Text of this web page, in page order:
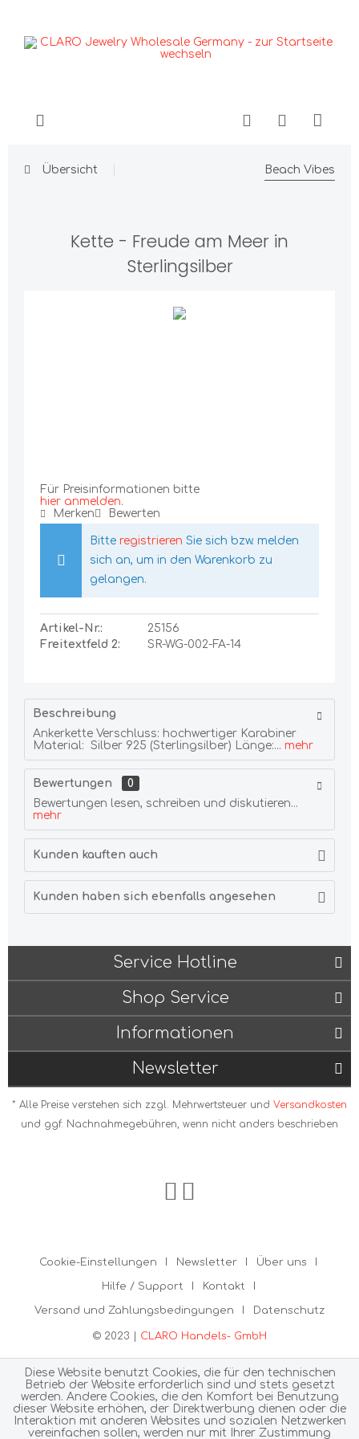
Übersicht Beach Vibes
Kette - Freude am Meer in
Sterlingsilber
Für Preisinformationen bitte
hier anmelden.
Merken
Bewerten
Bitte registrieren Sie sich bzw. melden
sich an, um in den Warenkorb zu
gelangen.
Artikel-Nr.:
25156
Freitextfeld 2:
SR-WG-002-FA-14
Beschreibung
Ankerkette Verschluss: hochwertiger Karabiner
Material: Silber 925 (Sterlingsilber) Länge:... mehr
Bewertungen
0
Bewertungen lesen, schreiben und diskutieren...
mehr
Kunden kauften auch
Kunden haben sich ebenfalls angesehen
Service Hotline
Shop Service
Informationen
Newsletter
* Alle Preise verstehen sich zzgl. Mehrwertsteuer und Versandkosten
und ggf. Nachnahmegebühren, wenn nicht anders beschrieben
Cookie-Einstellungen Newsletter Über uns
Hilfe / Support Kontakt
Versand und Zahlungsbedingungen Datenschutz
© 2023 | CLARO Handels- GmbH
Diese Website benutzt Cookies, die für den technischen
Betrieb der Website erforderlich sind und stets gesetzt
werden. Andere Cookies, die den Komfort bei Benutzung
dieser Website erhöhen, der Direktwerbung dienen oder die
Interaktion mit anderen Websites und sozialen Netzwerken
vereinfachen sollen, werden nur mit Ihrer Zustimmung